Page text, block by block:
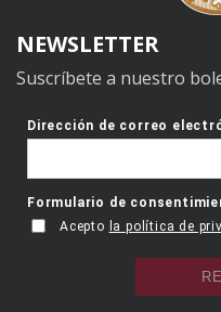
NEWSLETTER
Suscríbete a nuestro